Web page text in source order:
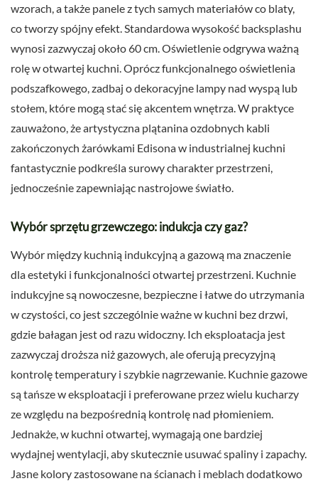
wzorach, a także panele z tych samych materiałów co blaty,
co tworzy spójny efekt. Standardowa wysokość backsplashu
wynosi zazwyczaj około 60 cm. Oświetlenie odgrywa ważną
rolę w otwartej kuchni. Oprócz funkcjonalnego oświetlenia
podszafkowego, zadbaj o dekoracyjne lampy nad wyspą lub
stołem, które mogą stać się akcentem wnętrza. W praktyce
zauważono, że artystyczna plątanina ozdobnych kabli
zakończonych żarówkami Edisona w industrialnej kuchni
fantastycznie podkreśla surowy charakter przestrzeni,
jednocześnie zapewniając nastrojowe światło.
Wybór sprzętu grzewczego: indukcja czy gaz?
Wybór między kuchnią indukcyjną a gazową ma znaczenie
dla estetyki i funkcjonalności otwartej przestrzeni. Kuchnie
indukcyjne są nowoczesne, bezpieczne i łatwe do utrzymania
w czystości, co jest szczególnie ważne w kuchni bez drzwi,
gdzie bałagan jest od razu widoczny. Ich eksploatacja jest
zazwyczaj droższa niż gazowych, ale oferują precyzyjną
kontrolę temperatury i szybkie nagrzewanie. Kuchnie gazowe
są tańsze w eksploatacji i preferowane przez wielu kucharzy
ze względu na bezpośrednią kontrolę nad płomieniem.
Jednakże, w kuchni otwartej, wymagają one bardziej
wydajnej wentylacji, aby skutecznie usuwać spaliny i zapachy.
Jasne kolory zastosowane na ścianach i meblach dodatkowo